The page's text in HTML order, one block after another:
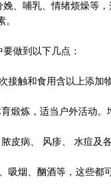
、哺乳、情绪烦燥等
做到以下几点：
接触和食用含以上添加
煅炼，适当户外活动。
皮病、 风疹、 水痘及
吸烟、酗酒等，这些都